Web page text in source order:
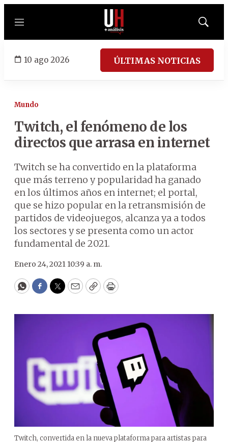
Menú
Mostrar
10 ago 2026 ÚLTIMAS NOTICIAS
Mundo
Twitch, el fenómeno de los
directos que arrasa en internet
Twitch se ha convertido en la plataforma
que más terreno y popularidad ha ganado
en los últimos años en internet; el portal,
que se hizo popular en la retransmisión de
partidos de videojuegos, alcanza ya a todos
los sectores y se presenta como un actor
fundamental de 2021.
Enero 24, 2021 10:39 a. m.
WhatsApp
Facebook
Twitter
EmailCopyPrint
Twitch, convertida en la nueva plataforma para artistas para